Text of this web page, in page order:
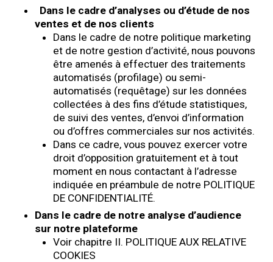
Dans le cadre d’analyses ou d’étude de nos
ventes et de nos clients
Dans le cadre de notre politique marketing
et de notre gestion d’activité, nous pouvons
être amenés à effectuer des traitements
automatisés (profilage) ou semi-
automatisés (requêtage) sur les données
collectées à des fins d’étude statistiques,
de suivi des ventes, d’envoi d’information
ou d’offres commerciales sur nos activités.
Dans ce cadre, vous pouvez exercer votre
droit d’opposition gratuitement et à tout
moment en nous contactant à l’adresse
indiquée en préambule de notre POLITIQUE
DE CONFIDENTIALITÉ.
Dans le cadre de notre analyse d’audience
sur notre plateforme
Voir chapitre II. POLITIQUE AUX RELATIVE
COOKIES